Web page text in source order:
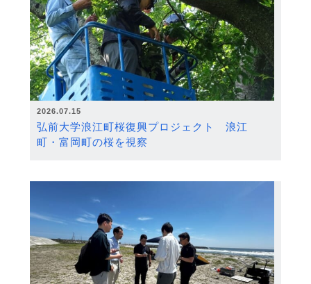
2026.07.15
弘前大学浪江町桜復興プロジェクト 浪江
町・富岡町の桜を視察